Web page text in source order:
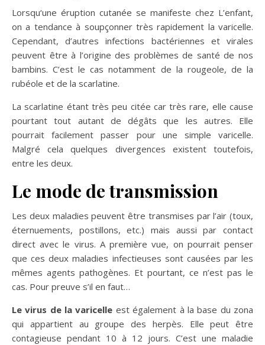
Lorsqu‘une éruption cutanée se manifeste chez L’enfant,
on a tendance à soupçonner très rapidement la varicelle.
Cependant, d’autres infections bactériennes et virales
peuvent être à l’origine des problèmes de santé de nos
bambins. C’est le cas notamment de la rougeole, de la
rubéole et de la scarlatine.
La scarlatine étant très peu citée car très rare, elle cause
pourtant tout autant de dégâts que les autres. Elle
pourrait facilement passer pour une simple varicelle.
Malgré cela quelques divergences existent toutefois,
entre les deux.
Le mode de transmission
Les deux maladies peuvent être transmises par l’air (toux,
éternuements, postillons, etc.) mais aussi par contact
direct avec le virus. A première vue, on pourrait penser
que ces deux maladies infectieuses sont causées par les
mêmes agents pathogènes. Et pourtant, ce n’est pas le
cas. Pour preuve s’il en faut…
Le virus de la varicelle est également à la base du zona
qui appartient au groupe des herpès. Elle peut être
contagieuse pendant 10 à 12 jours. C’est une maladie